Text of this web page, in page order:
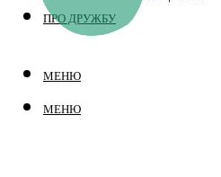
ПРО ДРУЖБУ
МЕНЮ
МЕНЮ